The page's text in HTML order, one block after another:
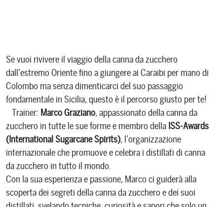
Se vuoi rivivere il viaggio della canna da zucchero
dall’estremo Oriente fino a giungere ai Caraibi per mano di
Colombo ma senza dimenticarci del suo passaggio
fondamentale in Sicilia, questo è il percorso giusto per te!
Trainer: Marco Graziano, appassionato della canna da
zucchero in tutte le sue forme e membro della ISS-Awards
(International Sugarcane Spirits), l’organizzazione
internazionale che promuove e celebra i distillati di canna
da zucchero in tutto il mondo.
Con la sua esperienza e passione, Marco ci guiderà alla
scoperta dei segreti della canna da zucchero e dei suoi